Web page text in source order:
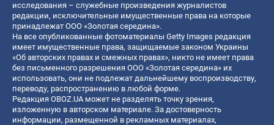
исследования – служебные произведения журналистов
редакции, исключительные имущественные права на которые
принадлежат ООО «Золотая середина».
На все опубликованные фотоматериалы Getty Images редакция
имеет имущественные права, защищаемые законом Украины
«Об авторских правах и смежных правах», никто не имеет права
без письменного разрешения ООО «Золотая середина» их
использовать, они не подлежат дальнейшему воспроизводству,
переводу, распространению в любой форме.
Редакция OBOZ.UA может не разделять точку зрения,
изложенную в авторском материале. За достоверность
информации, размещенной в рекламных материалах,